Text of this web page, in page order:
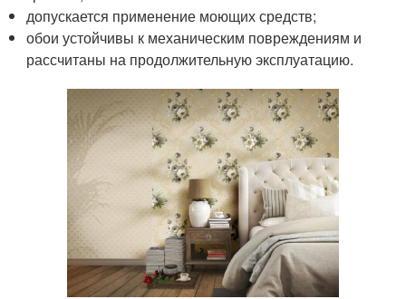
допускается применение моющих средств;
обои устойчивы к механическим повреждениям и
рассчитаны на продолжительную эксплуатацию.